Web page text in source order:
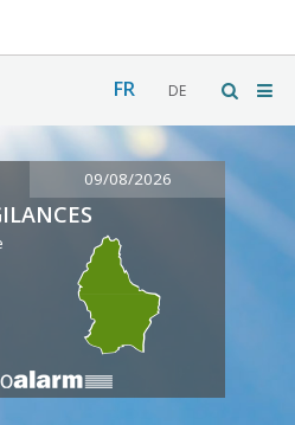
FR DE
09/08/2026